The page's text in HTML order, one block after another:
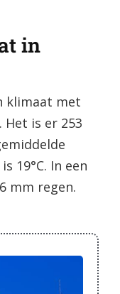
in
klimaat met
is er 253
19°C. In een
mm regen.